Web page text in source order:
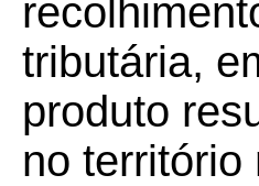
tributária,
produto
no território